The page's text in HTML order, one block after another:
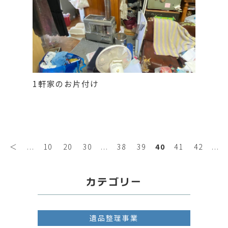
1軒家のお片付け
＜ ... 10 20 30 ... 38 39 40 41 42 ...
カテゴリー
遺品整理事業